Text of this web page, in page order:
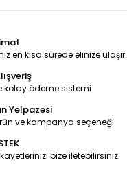
en kısa sürede elinize ulaşır.
kolay ödeme sistemi
Yelpazesi
ve kampanya seçeneği
bize iletebilirsiniz.